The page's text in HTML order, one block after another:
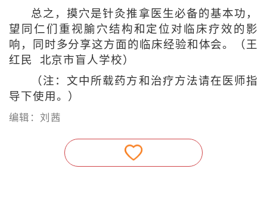
总之，摸穴是针灸推拿医生必备的基本功，
望同仁们重视腧穴结构和定位对临床疗效的影
响，同时多分享这方面的临床经验和体会。（王
红民 北京市盲人学校）
（注：文中所载药方和治疗方法请在医师指
导下使用。）
编辑：刘茜